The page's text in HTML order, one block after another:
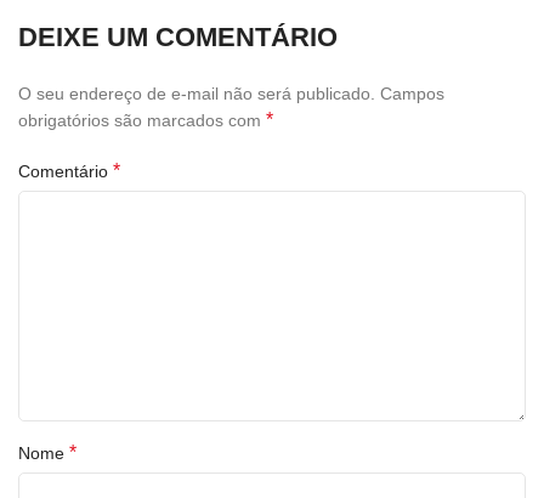
DEIXE UM COMENTÁRIO
O seu endereço de e-mail não será publicado. Campos
obrigatórios são marcados com *
Comentário *
Nome *